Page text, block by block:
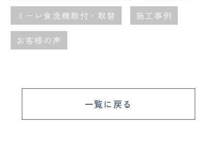
ミーレ食洗機取付・取替 施工事例
お客様の声
一覧に戻る